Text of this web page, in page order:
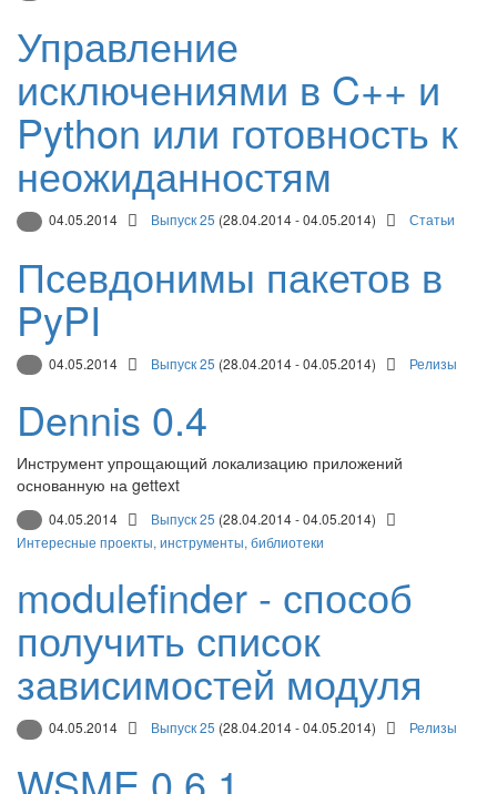
Управление
исключениями в C++ и
Python или готовность к
неожиданностям
04.05.2014 Выпуск 25 (28.04.2014 - 04.05.2014) Статьи
Псевдонимы пакетов в
PyPI
04.05.2014 Выпуск 25 (28.04.2014 - 04.05.2014) Релизы
Dennis 0.4
Инструмент упрощающий локализацию приложений
основанную на gettext
04.05.2014 Выпуск 25 (28.04.2014 - 04.05.2014)
Интересные проекты, инструменты, библиотеки
modulefinder - способ
получить список
зависимостей модуля
04.05.2014 Выпуск 25 (28.04.2014 - 04.05.2014) Релизы